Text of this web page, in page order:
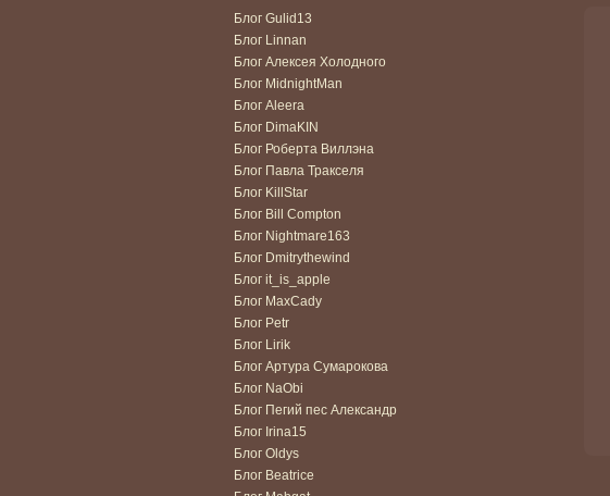
Блог Gulid13
Блог Linnan
Блог Алексея Холодного
Блог MidnightMan
Блог Aleera
Блог DimaKIN
Блог Роберта Виллэна
Блог Павла Тракселя
Блог KillStar
Блог Bill Compton
Блог Nightmare163
Блог Dmitrythewind
Блог it_is_apple
Блог MaxCady
Блог Petr
Блог Lirik
Блог Артура Сумарокова
Блог NaObi
Блог Пегий пес Александр
Блог Irina15
Блог Oldys
Блог Beatrice